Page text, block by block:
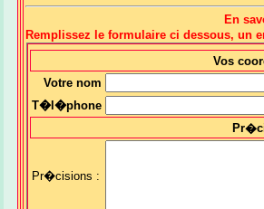
En
Remplissez le formulaire ci dessous, un
Vos
Votre nom
T�l�phone
Pr�cisions :